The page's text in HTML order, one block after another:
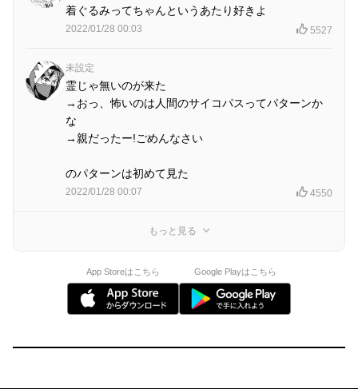
着ぐるみってちゃんというあたり好きよ
2022/01/28 00:03 5527
未設定
霊じゃ無いのが来た
→おっ、怖いのは人間のサイコパスってパターンか
な
→親だったー!ごめんなさい
のパターンは初めて見た
2022/01/28 00:07 4550
もっと見る
App Storeはこちら Google Playはこちら